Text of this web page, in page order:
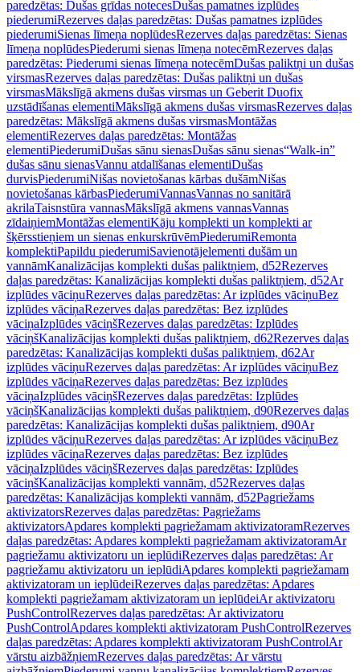
paredzētas: Dušas grīdas notecesDušas pamatnes izplūdes
piederumiRezerves daļas paredzētas: Dušas pamatnes izplūdes
piederumiSienas līmeņa noplūdesRezerves daļas paredzētas: Sienas
līmeņa noplūdesPiederumi sienas līmeņa notecēmRezerves daļas
paredzētas: Piederumi sienas līmeņa notecēmDušas paliktņi un dušas
virsmasRezerves daļas paredzētas: Dušas paliktņi un dušas
virsmasMākslīgā akmens dušas virsmas un Geberit Duofix
uzstādīšanas elementiMākslīgā akmens dušas virsmasRezerves daļas
paredzētas: Mākslīgā akmens dušas virsmasMontāžas
elementiRezerves daļas paredzētas: Montāžas
elementiPiederumiDušas sānu sienasDušas sānu sienas“Walk-in”
dušas sānu sienasVannu atdalīšanas elementiDušas
durvisPiederumiNišas novietošanas kārbas dušāmNišas
novietošanas kārbasPiederumiVannasVannas no sanitārā
akrilaTaisnstūra vannasMākslīgā akmens vannasVannas
zīdaiņiemMontāžas elementiKāju komplekti un komplekti ar
šķērsstieņiem un sienas enkurskrūvēmPiederumiRemonta
komplektiPapildu piederumiSavienotājelementi dušām un
vannāmKanalizācijas komplekti dušas paliktņiem, d52Rezerves
daļas paredzētas: Kanalizācijas komplekti dušas paliktņiem, d52Ar
izplūdes vāciņuRezerves daļas paredzētas: Ar izplūdes vāciņuBez
izplūdes vāciņaRezerves daļas paredzētas: Bez izplūdes
vāciņaIzplūdes vāciņšRezerves daļas paredzētas: Izplūdes
vāciņšKanalizācijas komplekti dušas paliktņiem, d62Rezerves daļas
paredzētas: Kanalizācijas komplekti dušas paliktņiem, d62Ar
izplūdes vāciņuRezerves daļas paredzētas: Ar izplūdes vāciņuBez
izplūdes vāciņaRezerves daļas paredzētas: Bez izplūdes
vāciņaIzplūdes vāciņšRezerves daļas paredzētas: Izplūdes
vāciņšKanalizācijas komplekti dušas paliktņiem, d90Rezerves daļas
paredzētas: Kanalizācijas komplekti dušas paliktņiem, d90Ar
izplūdes vāciņuRezerves daļas paredzētas: Ar izplūdes vāciņuBez
izplūdes vāciņaRezerves daļas paredzētas: Bez izplūdes
vāciņaIzplūdes vāciņšRezerves daļas paredzētas: Izplūdes
vāciņšKanalizācijas komplekti vannām, d52Rezerves daļas
paredzētas: Kanalizācijas komplekti vannām, d52Pagriežams
aktivizatorsRezerves daļas paredzētas: Pagriežams
aktivizatorsApdares komplekti pagriežamam aktivizatoramRezerves
daļas paredzētas: Apdares komplekti pagriežamam aktivizatoramAr
pagriežamu aktivizatoru un ieplūdiRezerves daļas paredzētas: Ar
pagriežamu aktivizatoru un ieplūdiApdares komplekti pagriežamam
aktivizatoram un ieplūdeiRezerves daļas paredzētas: Apdares
komplekti pagriežamam aktivizatoram un ieplūdeiAr aktivizatoru
PushControlRezerves daļas paredzētas: Ar aktivizatoru
PushControlApdares komplekti aktivizatoram PushControlRezerves
daļas paredzētas: Apdares komplekti aktivizatoram PushControlAr
vārstu aizbāžņiemRezerves daļas paredzētas: Ar vārstu